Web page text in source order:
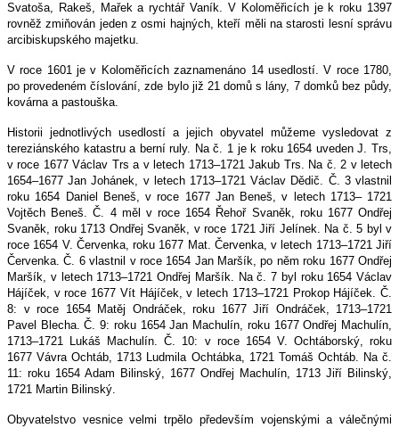
Svatoša, Rakeš, Mařek a rychtář Vaník. V Koloměřicích je k roku 1397
rovněž zmiňován jeden z osmi hajných, kteří měli na starosti lesní správu
arcibiskupského majetku.
V roce 1601 je v Koloměřicích zaznamenáno 14 usedlostí. V roce 1780,
po provedeném číslování, zde bylo již 21 domů s lány, 7 domků bez půdy,
kovárna a pastouška.
Historii jednotlivých usedlostí a jejich obyvatel můžeme vysledovat z
tereziánského katastru a berní ruly. Na č. 1 je k roku 1654 uveden J. Trs,
v roce 1677 Václav Trs a v letech 1713–1721 Jakub Trs. Na č. 2 v letech
1654–1677 Jan Johánek, v letech 1713–1721 Václav Dědič. Č. 3 vlastnil
roku 1654 Daniel Beneš, v roce 1677 Jan Beneš, v letech 1713– 1721
Vojtěch Beneš. Č. 4 měl v roce 1654 Řehoř Svaněk, roku 1677 Ondřej
Svaněk, roku 1713 Ondřej Svaněk, v roce 1721 Jiří Jelínek. Na č. 5 byl v
roce 1654 V. Červenka, roku 1677 Mat. Červenka, v letech 1713–1721 Jiří
Červenka. Č. 6 vlastnil v roce 1654 Jan Maršík, po něm roku 1677 Ondřej
Maršík, v letech 1713–1721 Ondřej Maršík. Na č. 7 byl roku 1654 Václav
Hájíček, v roce 1677 Vít Hájíček, v letech 1713–1721 Prokop Hájíček. Č.
8: v roce 1654 Matěj Ondráček, roku 1677 Jiří Ondráček, 1713–1721
Pavel Blecha. Č. 9: roku 1654 Jan Machulín, roku 1677 Ondřej Machulín,
1713–1721 Lukáš Machulín. Č. 10: v roce 1654 V. Ochtáborský, roku
1677 Vávra Ochtáb, 1713 Ludmila Ochtábka, 1721 Tomáš Ochtáb. Na č.
11: roku 1654 Adam Bilinský, 1677 Ondřej Machulín, 1713 Jiří Bilinský,
1721 Martin Bilinský.
Obyvatelstvo vesnice velmi trpělo především vojenskými a válečnými